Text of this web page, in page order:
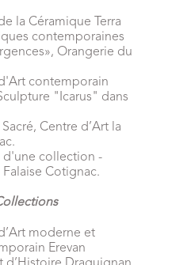
la Céramique Terra
contemporaines
Orangerie du
contemporain
"Icarus" dans
Centre d’Art la
collection -
Cotignac.
moderne et
Erevan